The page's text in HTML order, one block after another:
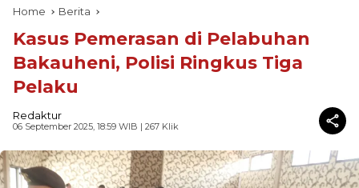
Home Berita
Kasus Pemerasan di Pelabuhan
Bakauheni, Polisi Ringkus Tiga
Pelaku
Redaktur
06 September 2025, 18:59 WIB | 267 Klik